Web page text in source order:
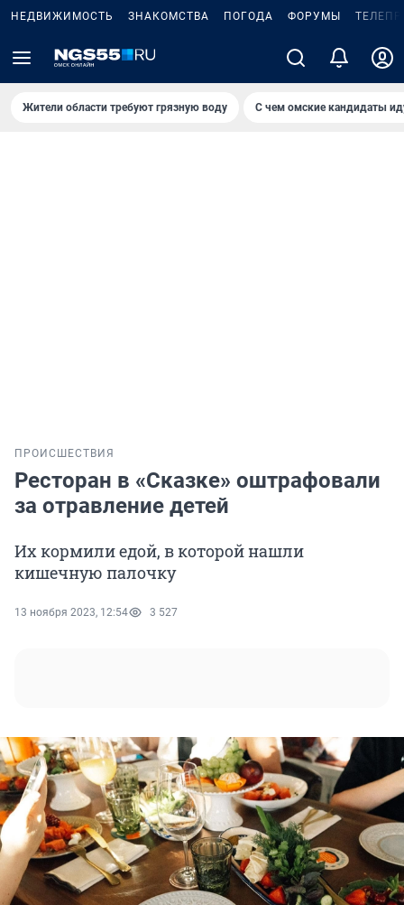
НЕДВИЖИМОСТЬ ЗНАКОМСТВА ПОГОДА ФОРУМЫ
Жители области требуют грязную воду С чем омские кандидаты
ПРОИСШЕСТВИЯ
Ресторан в «Сказке» оштрафовали
за отравление детей
Их кормили едой, в которой нашли
кишечную палочку
13 ноября 2023, 12:54 3 527